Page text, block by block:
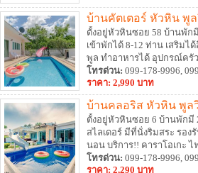
บ้านคัตเตอร์ หัวหิน พู
ตั้งอยู่หัวหินซอย 58 บ้านพัก
เข้าพักได้ 8-12 ท่าน เสริมไ
พูล ทำอาหารได้ อุปกรณ์ครั
ครบครัน
โทรด่วน: 099-178-9996,
ราคา: 2,990 บาท
บ้านคลอริส หัวหิน พูล
ตั้งอยู่หัวหินซอย 6 บ้านพักมี
สไลเดอร์ มีที่นั่งริมสระ รอง
นอน บริการ!! คาราโอเกะ
แมว เข้าพักได้ (มีค่าบริการ)
โทรด่วน: 099-178-9996,
ราคา: 2,290 บาท